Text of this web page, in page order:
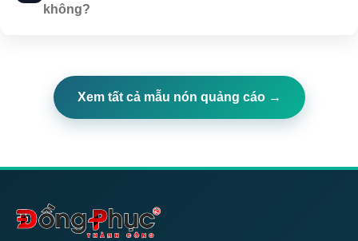
không?
Xem tất cả mẫu nón quảng cáo →